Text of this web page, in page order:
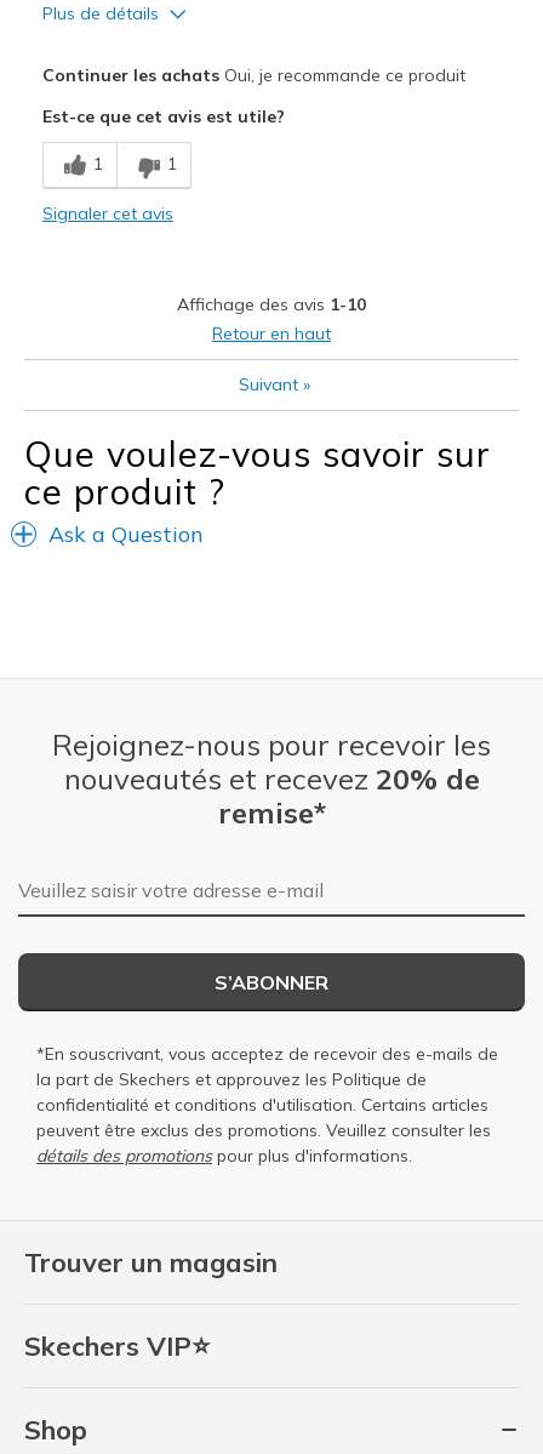
Sizing
Feels true to size
View On Shoes
I'm Really Into Shoes
Plus de détails
Comfortable
Les meilleures utilisations
Special Occasions
Feels true to width
View On Shoes
Shoes are for Wearing
Continuer les achatsOui, je recommande ce produit
Est-ce que cet avis est utile?
1 1
Signaler cet avis
Affichage des avis 1-10
Retour en haut
Suivant »
Que voulez-vous savoir sur
ce produit ?
Ask a Question
Trouver un magasin
Skechers VIP⭐
Shop
Rejoignez-nous pour recevoir les
nouveautés et recevez 20% de
remise*
Adresse e-mail
S’ABONNER
*En souscrivant, vous acceptez de recevoir des e-mails de
la part de Skechers et approuvez les Politique de
confidentialité et conditions d'utilisation . Certains articles
peuvent être exclus des promotions. Veuillez consulter les
détails des promotionspour plus d'informations.